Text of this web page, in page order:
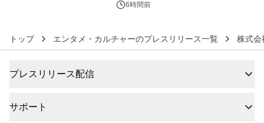
6時間前
トップ エンタメ・カルチャーのプレスリリース一覧 株式
プレスリリース配信
サポート